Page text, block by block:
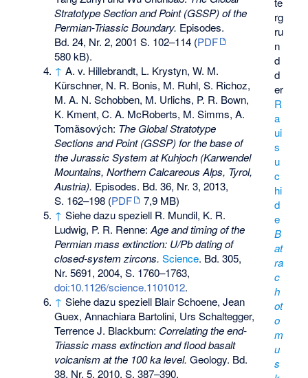
rg
ru
n
d
d
er
R
a
ui
s
u
c
hi
d
e
B
at
ra
c
h
ot
o
m
u
s
Stratotype Section and Point (GSSP) of the
Permian-Triassic Boundary. Episodes.
Bd. 24, Nr. 2, 2001 S. 102–114 (PDF
580 kB).
↑ A. v. Hillebrandt, L. Krystyn, W. M.
Kürschner, N. R. Bonis, M. Ruhl, S. Richoz,
M. A. N. Schobben, M. Urlichs, P. R. Bown,
K. Kment, C. A. McRoberts, M. Simms, A.
Tomãsových: The Global Stratotype
Sections and Point (GSSP) for the base of
the Jurassic System at Kuhjoch (Karwendel
Mountains, Northern Calcareous Alps, Tyrol,
Austria). Episodes. Bd. 36, Nr. 3, 2013,
S. 162–198 (PDF
7,9 MB)
↑ Siehe dazu speziell R. Mundil, K. R.
Ludwig, P. R. Renne:Age and timing of the
Permian mass extinction: U/Pb dating of
closed-system zircons. Science. Bd. 305,
Nr. 5691, 2004, S. 1760–1763,
doi:10.1126/science.1101012.
↑ Siehe dazu speziell Blair Schoene, Jean
Guex, Annachiara Bartolini, Urs Schaltegger,
Terrence J. Blackburn: Correlating the end-
Triassic mass extinction and flood basalt
volcanism at the 100 ka level. Geology. Bd.
38, Nr. 5, 2010, S. 387–390,